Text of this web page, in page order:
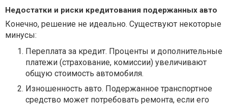
Недостатки и риски кредитования подержанных авто
Конечно, решение не идеально. Существуют некоторые
минусы:
Переплата за кредит. Проценты и дополнительные
платежи (страхование, комиссии) увеличивают
общую стоимость автомобиля.
Изношенность авто. Подержанное транспортное
средство может потребовать ремонта, если его